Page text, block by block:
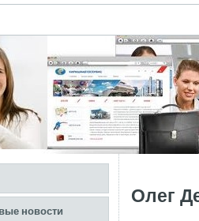
новости
Олег